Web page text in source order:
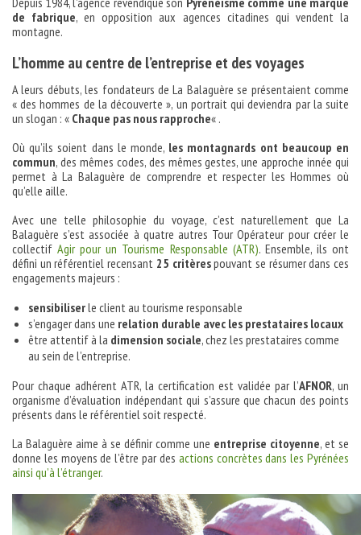
de fabrique, en opposition aux agences citadines qui vendent la
montagne.
L’homme au centre de l’entreprise et des voyages
A leurs débuts, les fondateurs de La Balaguère se présentaient comme
« des hommes de la découverte », un portrait qui deviendra par la suite
un slogan : « Chaque pas nous rapproche« .
Où qu’ils soient dans le monde, les montagnards ont beaucoup en
commun, des mêmes codes, des mêmes gestes, une approche innée qui
permet à La Balaguère de comprendre et respecter les Hommes où
qu’elle aille.
Avec une telle philosophie du voyage, c’est naturellement que La
Balaguère s’est associée à quatre autres Tour Opérateur pour créer le
collectifAgir pour un Tourisme Responsable (ATR). Ensemble, ils ont
défini un référentiel recensant 25 critèrespouvant se résumer dans ces
engagements majeurs :
sensibiliserle client au tourisme responsable
s’engager dans une relation durable avec les prestataires locaux
être attentif à la dimension sociale, chez les prestataires comme
au sein de l’entreprise.
Pour chaque adhérent ATR, la certification est validée par l’AFNOR, un
organisme d’évaluation indépendant qui s’assure que chacun des points
présents dans le référentiel soit respecté.
La Balaguère aime à se définir comme une entreprise citoyenne, et se
donne les moyens de l’être par des actions concrètes dans les Pyrénées
ainsi qu’à l’étranger.